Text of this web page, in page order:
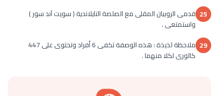
25 قدمى الروبيان المقلى مع الصلصة التايلاندية ( سويت آند سور )
واستمتعى .
29
ملاحظة لذيذة : هذه الوصفة تكفى 6 أفراد وتحتوى على 447
كالورى لكلا منهما .